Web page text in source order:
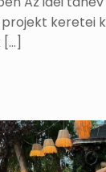
projekt keretei
[…]